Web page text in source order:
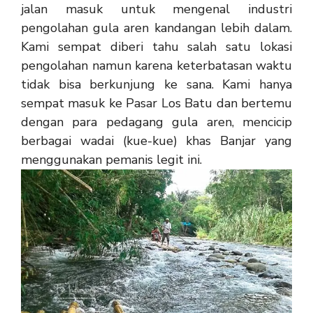
jalan masuk untuk mengenal industri
pengolahan gula aren kandangan lebih dalam.
Kami sempat diberi tahu salah satu lokasi
pengolahan namun karena keterbatasan waktu
tidak bisa berkunjung ke sana. Kami hanya
sempat masuk ke Pasar Los Batu dan bertemu
dengan para pedagang gula aren, mencicip
berbagai wadai (kue-kue) khas Banjar yang
menggunakan pemanis legit ini.